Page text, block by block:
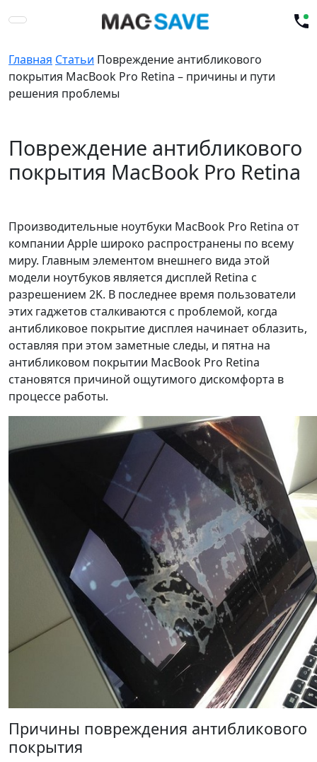
Главная Статьи Повреждение антибликового
покрытия MacBook Pro Retina – причины и пути
решения проблемы
Повреждение антибликового
покрытия MacBook Pro Retina
Производительные ноутбуки MacBook Pro Retina от
компании Apple широко распространены по всему
миру. Главным элементом внешнего вида этой
модели ноутбуков является дисплей Retina c
разрешением 2K. В последнее время пользователи
этих гаджетов сталкиваются с проблемой, когда
антибликовое покрытие дисплея начинает облазить,
оставляя при этом заметные следы, и пятна на
антибликовом покрытии MacBook Pro Retina
становятся причиной ощутимого дискомфорта в
процессе работы.
Причины повреждения антибликового
покрытия